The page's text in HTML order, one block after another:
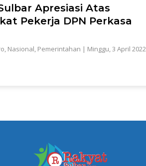
Apresiasi Atas
Pekerja DPN Perkasa
Nasional Pemerintahan | Minggu, 3 April 2022